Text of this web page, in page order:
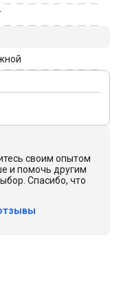
своим опытом
и помочь другим
Спасибо, что